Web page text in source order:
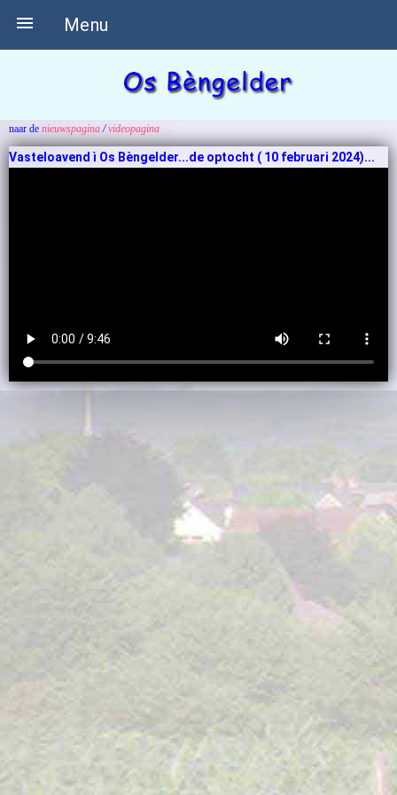
Menu

naar de nieuwspagina/videopagina
Vasteloavend ì Os Bèngelder...de optocht ( 10 februari 2024)...